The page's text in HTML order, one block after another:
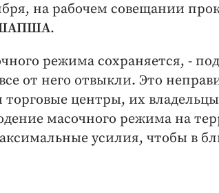
на рабочем совещании
ШАПША.
режима сохраняется, -
от него отвыкли. Это
центры, их
масочного режима на
усилия, чтобы в